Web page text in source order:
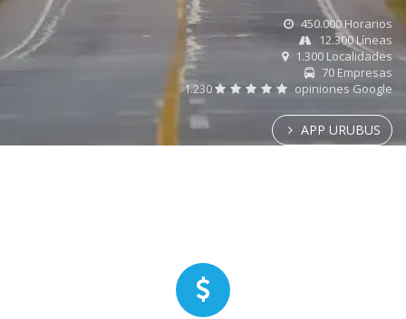
450.000 Horarios
12.300 Líneas
1.300 Localidades
70 Empresas
1.230
opiniones Google
APP URUBUS